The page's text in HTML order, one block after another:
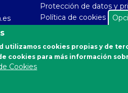
Protección de datos y
Política de cookies
Soporte de aplicaciones
Accesibilidad
utilizamos cookies propias y de
cookies para más información
Cookies